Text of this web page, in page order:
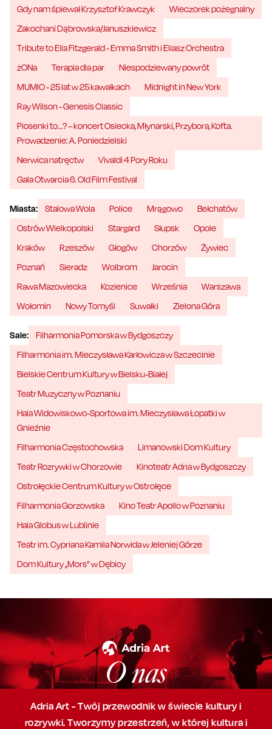
Gdy nam śpiewał Krzysztof Krawczyk
Wieczorek pożegnalny
Zakochani Dąbrowska/Januszkiewicz
Tribute to Ella Fitzgerald - Emma Smith i Eliasz Orchestra
żONa
Terapia dla par
Niespodziewany powrót
MUMIO - 25 lat w 25 kawałkach
Midnight in New York
Ray Wilson - Genesis Classic
Piosenki to...? – koncert Osiecka, Młynarski, Przybora, Kofta.
Prowadzenie: A. Poniedzielski
Nerwica natręctw
Vivaldi 4 Pory Roku
Gala Otwarcia 6. Old Film Festival
Miasta: Stalowa Wola Police Mrągowo
Bełchatów
Ostrów Wielkopolski
Stargard Słupsk
Opole
Kraków
Rzeszów Głogów Chorzów
Żywiec
Poznań
Sieradz Wolbrom
Jarocin
Rawa Mazowiecka
Kozienice Września
Warszawa
Wołomin
Nowy Tomyśl Suwałki Zielona Góra
Sale:
Filharmonia Pomorska w Bydgoszczy
Filharmonia im. Mieczysława Karłowicza w Szczecinie
Bielskie Centrum Kultury w Bielsku-Białej
Teatr Muzyczny w Poznaniu
Hala Widowiskowo-Sportowa im. Mieczysława Łopatki w
Gnieźnie
Filharmonia Częstochowska
Limanowski Dom Kultury
Teatr Rozrywki w Chorzowie
Kinoteatr Adria w Bydgoszczy
Ostrołęckie Centrum Kultury w Ostrołęce
Filharmonia Gorzowska
Kino Teatr Apollo w Poznaniu
Hala Globus w Lublinie
Teatr im. Cypriana Kamila Norwida w Jeleniej Górze
Dom Kultury „Mors” w Dębicy
O nas
Adria Art - Twój przewodnik w świecie kultury i
rozrywki. Tworzymy przestrzeń,w której kultura i